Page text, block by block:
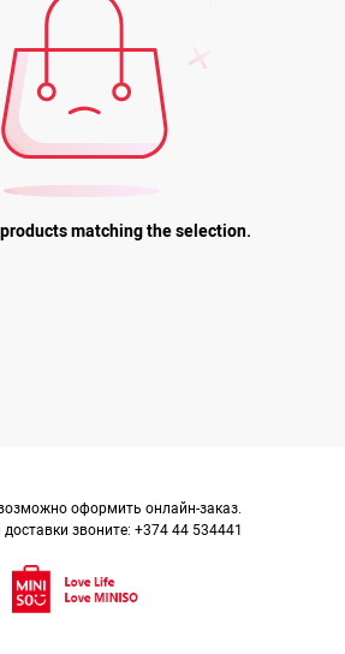
matching the selection.
оформить онлайн-заказ.
звоните: +374 44 534441